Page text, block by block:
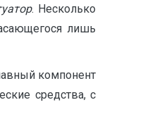
. Несколько
лишь
компонент
средства, с